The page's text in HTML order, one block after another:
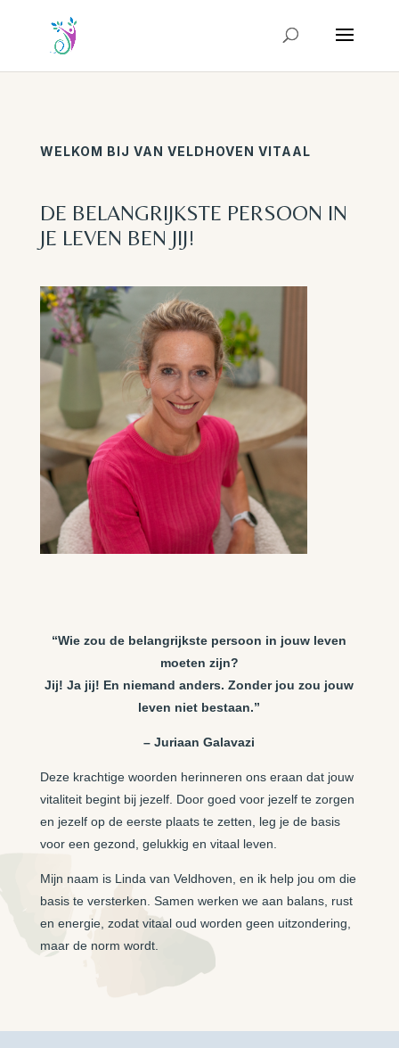
WELKOM BIJ VAN VELDHOVEN VITAAL
DE BELANGRIJKSTE PERSOON IN
JE LEVEN BEN JIJ!
“Wie zou de belangrijkste persoon in jouw leven
moeten zijn?
Jij! Ja jij! En niemand anders.Zonder jou zou jouw
leven niet bestaan.”
– Juriaan Galavazi
Deze krachtige woorden herinneren ons eraan dat jouw
vitaliteit begint bij jezelf. Door goed voor jezelf te zorgen
en jezelf op de eerste plaats te zetten, leg je de basis
voor een gezond, gelukkig en vitaal leven.
Mijn naam is Linda van Veldhoven, en ik help jou om die
basis te versterken. Samen werken we aan balans, rust
en energie, zodat vitaal oud worden geen uitzondering,
maar de norm wordt.